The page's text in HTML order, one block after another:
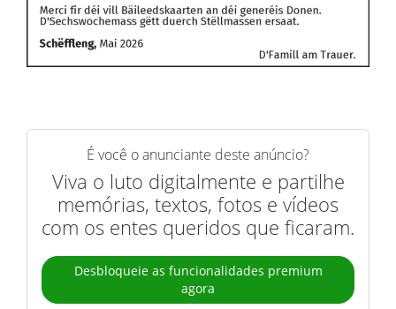
É você o anunciante deste anúncio?
Viva o luto digitalmente e partilhe
memórias, textos, fotos e vídeos
com os entes queridos que ficaram.
Desbloqueie as funcionalidades premium
agora